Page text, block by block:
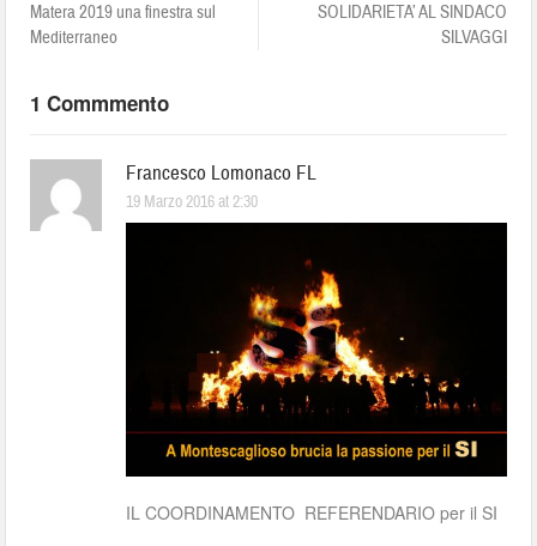
Matera 2019 una finestra sul
Mediterraneo
SOLIDARIETA’ AL SINDACO
SILVAGGI
1 Commmento
Francesco Lomonaco FL
19 Marzo 2016 at 2:30
IL COORDINAMENTO REFERENDARIO per il SI